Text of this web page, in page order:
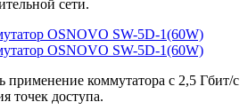
сети.
применение коммутатора с 2,5 Гбит/с
точек доступа.